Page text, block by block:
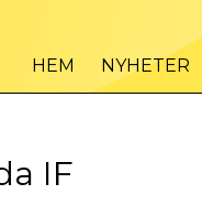
HEM NYHETER
IF